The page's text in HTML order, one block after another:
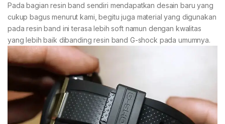
Pada bagian resin band sendiri mendapatkan desain baru yang
cukup bagus menurut kami, begitu juga material yang digunakan
pada resin band ini terasa lebih soft namun dengan kwalitas
yang lebih baik dibanding resin band G-shock pada umumnya.